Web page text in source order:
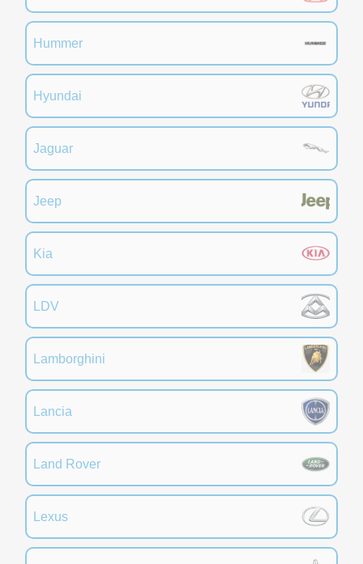
Hummer
Hyundai
Jaguar
Jeep
Kia
LDV
Lamborghini
Lancia
Land Rover
Lexus